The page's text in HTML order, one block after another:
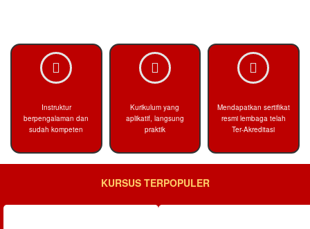
Instruktur
berpengalaman dan
sudah kompeten
Kurikulum yang
aplikatif, langsung
praktik
Mendapatkan sertifikat
resmi lembaga telah
Ter-Akreditasi
KURSUS TERPOPULER